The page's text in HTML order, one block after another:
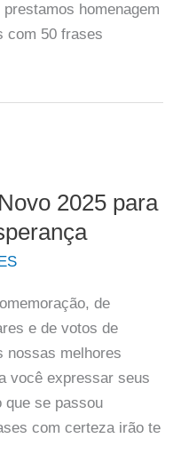
homenagem
com 50 frases
2025 para
de
e de votos de
nossas melhores
você expressar seus
que se passou
com certeza irão te